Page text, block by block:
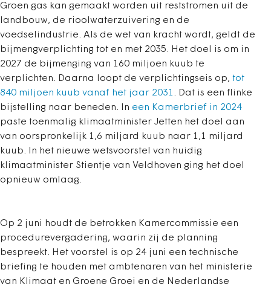
Groen gas kan gemaakt worden uit reststromen uit de
landbouw, de rioolwaterzuivering en de
voedselindustrie. Als de wet van kracht wordt, geldt de
bijmengverplichting tot en met 2035. Het doel is om in
2027 de bijmenging van 160 miljoen kuub te
verplichten. Daarna loopt de verplichtingseis op, tot
840 miljoen kuub vanaf het jaar 2031. Dat is een flinke
bijstelling naar beneden. In een Kamerbrief in 2024
paste toenmalig klimaatminister Jetten het doel aan
van oorspronkelijk 1,6 miljard kuub naar 1,1 miljard
kuub. In het nieuwe wetsvoorstel van huidig
klimaatminister Stientje van Veldhoven ging het doel
opnieuw omlaag.
Op 2 juni houdt de betrokken Kamercommissie een
procedurevergadering, waarin zij de planning
bespreekt. Het voorstel is op 24 juni een technische
briefing te houden met ambtenaren van het ministerie
van Klimaat en Groene Groei en de Nederlandse